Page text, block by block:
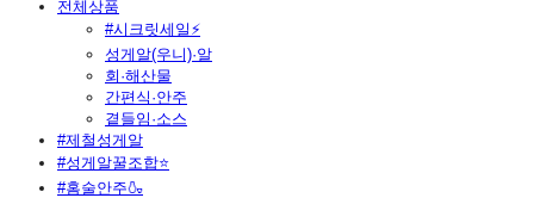
전체상품
#시크릿세일⚡
성게알(우니)·알
회·해산물
간편식·안주
곁들임·소스
#제철성게알
#성게알꿀조합⭐
#홈술안주🍶